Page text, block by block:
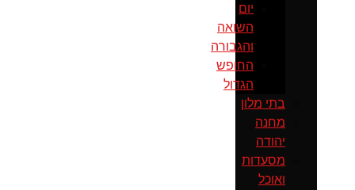
יום
השואה
והגבורה
החופש
הגדול
בתי מלון
מחנה
יהודה
מסעדות
ואוכל